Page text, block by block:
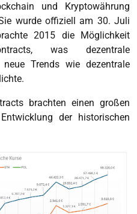
und Kryptowährung
wurde offiziell am 30. Juli
2015 die Möglichkeit
was dezentrale
neue Trends wie dezentrale
brachten einen großen
der historischen